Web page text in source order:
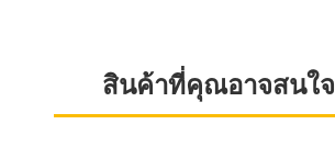
สินค้าที่คุณอาจสนใจ